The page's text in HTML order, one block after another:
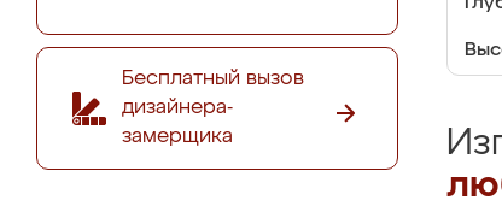
Бесплатный вызов
дизайнера-
замерщика